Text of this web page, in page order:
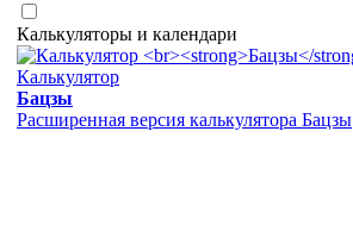
Калькуляторы и календари
Калькулятор
Бацзы
Расширенная версия калькулятора Бацзы